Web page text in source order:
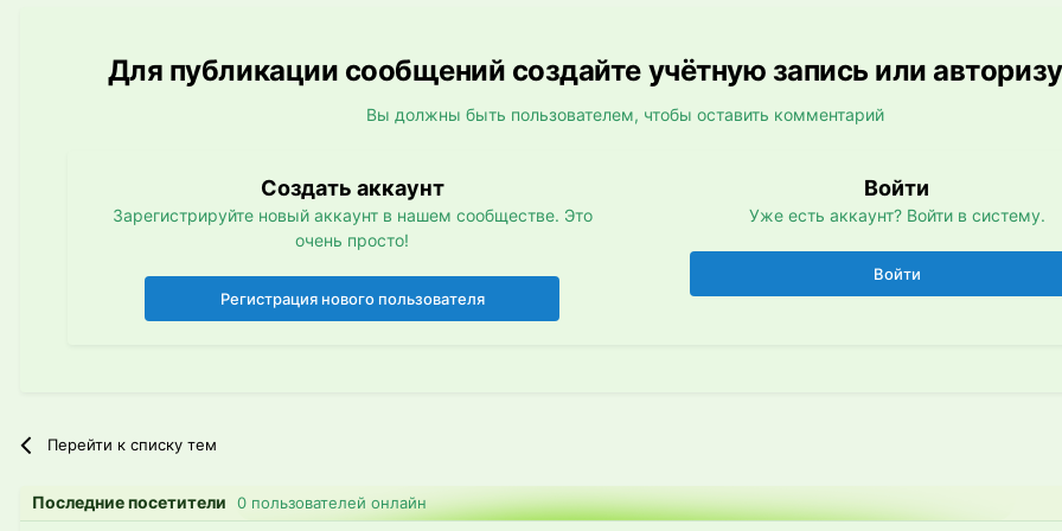
Для публикации сообщений создайте учётную запись или
Вы должны быть пользователем, чтобы оставить комментарий
Создать аккаунт
Зарегистрируйте новый аккаунт в нашем сообществе. Это
очень просто!
Регистрация нового пользователя
Войти
Уже есть аккаунт? Войти в систему.
Войти
Перейти к списку тем
Последние посетители 0 пользователей онлайн